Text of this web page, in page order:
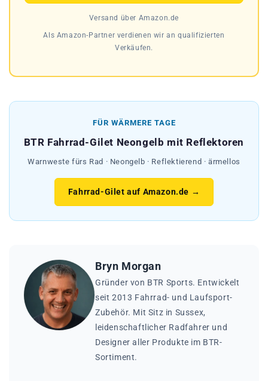
Versand über Amazon.de
Als Amazon-Partner verdienen wir an qualifizierten
Verkäufen.
FÜR WÄRMERE TAGE
BTR Fahrrad-Gilet Neongelb mit Reflektoren
Warnweste fürs Rad · Neongelb · Reflektierend · ärmellos
Fahrrad-Gilet auf Amazon.de →
Bryn Morgan
Gründer von BTR Sports. Entwickelt
seit 2013 Fahrrad- und Laufsport-
Zubehör. Mit Sitz in Sussex,
leidenschaftlicher Radfahrer und
Designer aller Produkte im BTR-
Sortiment.